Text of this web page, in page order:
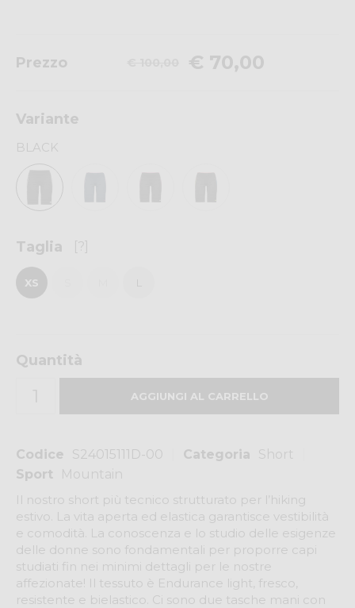
Codice S24015111D-00 Categoria
Short
Sport
Mountain
Il nostro short più tecnico strutturato per l’hiking
estivo. La vita aperta ed elastica garantisce vestibilità
e comodità. La conoscenza e lo studio delle esigenze
delle donne sono fondamentali per proporre capi
studiati fin nei minimi dettagli per le nostre
affezionate! Il tessuto è Endurance light, fresco,
resistente e bielastico. Ci sono due tasche mani con
Prezzo € 70,00
Variante
BLACK
Taglia [?]
XS
Quantità